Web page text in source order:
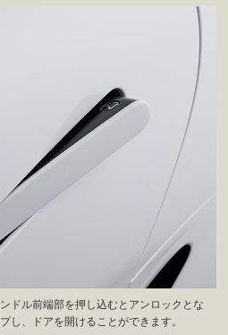
ドル前端部を押し込むとアンロックとな
し、ドアを開けることができます。